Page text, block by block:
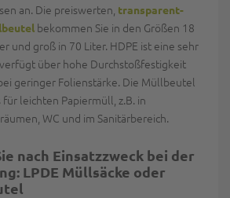
an. Die preiswerten, transparent-
bekommen Sie in den Größen 18
und groß in 70 Liter. HDPE ist eine sehr
über hohe Durchstoßfestigkeit
geringer Folienstärke. Die Müllbeutel
leichten Papiermüll, z.B. in
WC und im Sanitärbereich.
nach Einsatzzweck bei der
LPDE Müllsäcke oder